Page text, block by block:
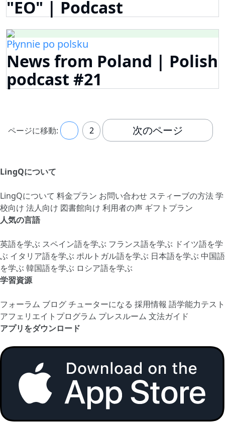
"EO" | Podcast
Płynnie po polsku
News from Poland | Polish
podcast #21
ページに移動: 2 次のページ
LingQについて
LingQについて 料金プラン お問い合わせ スティーブの方法学
校向け 法人向け 図書館向け 利用者の声 ギフトプラン
人気の言語
英語を学ぶ スペイン語を学ぶ フランス語を学ぶ ドイツ語を学
ぶ イタリア語を学ぶ ポルトガル語を学ぶ 日本語を学ぶ 中国語
を学ぶ 韓国語を学ぶ ロシア語を学ぶ
学習資源
フォーラム ブログチューターになる 採用情報 語学能力テスト
アフェリエイトプログラム プレスルーム 文法ガイド
アプリをダウンロード